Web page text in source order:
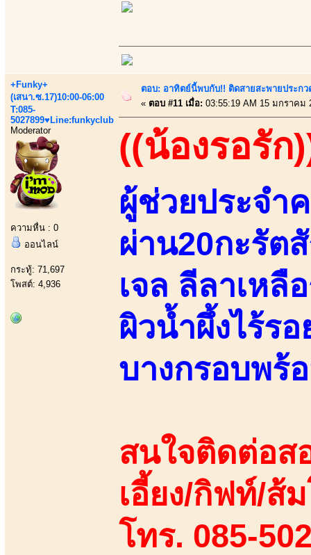
+Funky+
(เสนา.ซ.17)10:00-06:00
T:085-
5027899♥Line:funkyclub
Moderator
ความหื่น : 0
ออนไลน์
กระทู้: 71,697
โพสต์: 4,936
ตอบ: อาทิตย์นี้พบกับ!! ติดสายสะพายประกว
« ตอบ #11 เมื่อ: 03:55:19 AM 15 มกราคม
((น้องรอรัก
ผู้ช่วยประจำ
ผ่าน20กะรัต
เจล ลีลาเหลื
ผิวน้ำผึ้งไร้ร
บางกรอบพร้
สนใจติดต่อส
เอี้ยง/กิฟท์/ส้
โทร. 085-